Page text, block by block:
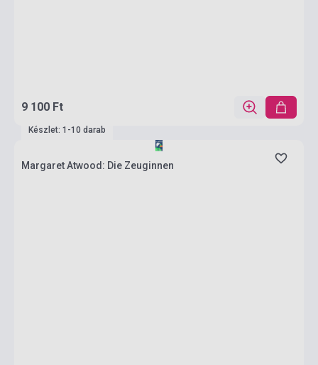
9 100 Ft
Készlet: 1-10 darab
Margaret Atwood: Die Zeuginnen